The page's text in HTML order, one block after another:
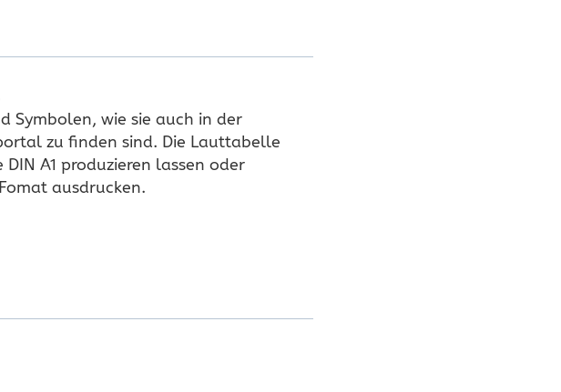
Symbolen, wie sie auch in der
zu finden sind. Die Lauttabelle
A1 produzieren lassen oder
ausdrucken.